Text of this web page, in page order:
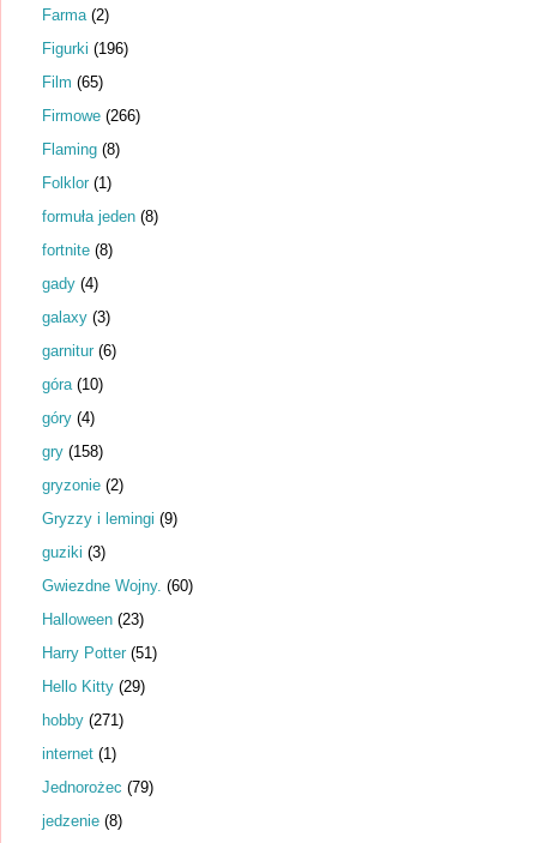
Farma (2)
Figurki (196)
Film (65)
Firmowe (266)
Flaming (8)
Folklor (1)
formuła jeden (8)
fortnite (8)
gady (4)
galaxy (3)
garnitur (6)
góra (10)
góry (4)
gry (158)
gryzonie (2)
Gryzzy i lemingi (9)
guziki (3)
Gwiezdne Wojny. (60)
Halloween (23)
Harry Potter (51)
Hello Kitty (29)
hobby (271)
internet (1)
Jednorożec (79)
jedzenie (8)